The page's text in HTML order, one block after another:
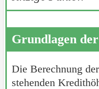
Grundlagen
Die Berechnung
stehenden